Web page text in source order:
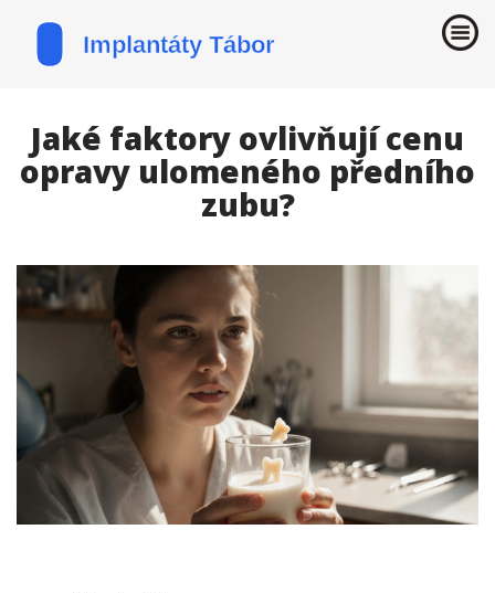
Jaké faktory ovlivňují cenu
opravy ulomeného předního
zubu?